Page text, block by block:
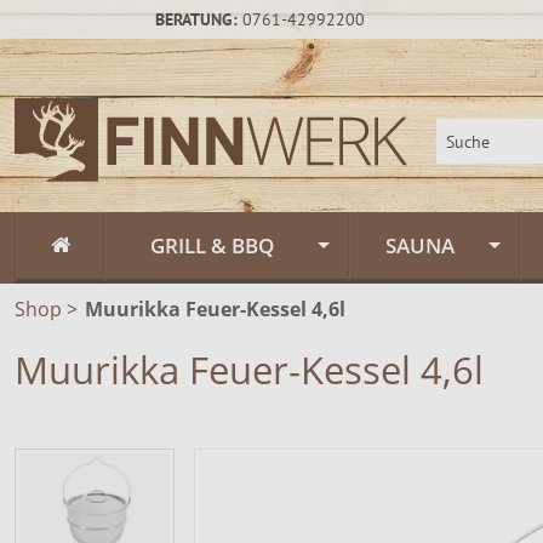
BERATUNG: 0761-42992200
GRILL & BBQ
Flammlachs
Feuerschalen
Feuerschalen
Räucheröfen
SAUNA
Gartensauna
Saunapflege &
Shop > Muurikka Feuer-Kessel 4,6l
Muurikka Feuer-Kessel 4,6l